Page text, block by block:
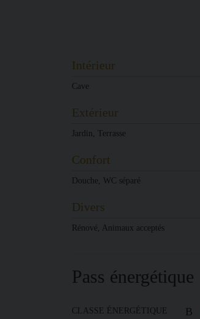
Intérieur
Cave
Extérieur
Jardin, Terrasse
Confort
Douche, WC séparé
Divers
Rénové, Animaux acceptés
Pass énergétique
CLASSE ÉNERGÉTIQUE B